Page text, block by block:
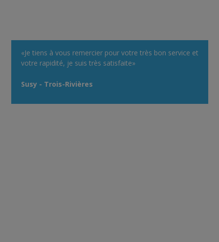
«Je tiens à vous remercier pour votre très bon service et
votre rapidité, je suis très satisfaite»
Susy - Trois-Rivières